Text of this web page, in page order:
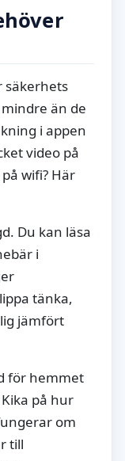
säkerhets
än de
i appen
video på
wifi? Här
Du kan läsa
i
tänka,
jämfört
för hemmet
på hur
om
till